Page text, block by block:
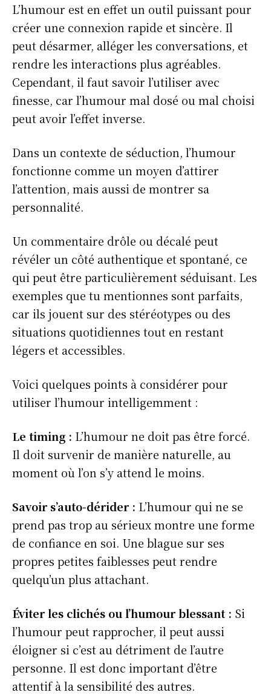
L’humour est en effet un outil puissant pour
créer une connexion rapide et sincère. Il
peut désarmer, alléger les conversations, et
rendre les interactions plus agréables.
Cependant, il faut savoir l’utiliser avec
finesse, car l’humour mal dosé ou mal choisi
peut avoir l’effet inverse.
Dans un contexte de séduction, l’humour
fonctionne comme un moyen d’attirer
l’attention, mais aussi de montrer sa
personnalité.
Un commentaire drôle ou décalé peut
révéler un côté authentique et spontané, ce
qui peut être particulièrement séduisant. Les
exemples que tu mentionnes sont parfaits,
car ils jouent sur des stéréotypes ou des
situations quotidiennes tout en restant
légers et accessibles.
Voici quelques points à considérer pour
utiliser l’humour intelligemment :
Le timing : L’humour ne doit pas être forcé.
Il doit survenir de manière naturelle, au
moment où l’on s’y attend le moins.
Savoir s’auto-dérider : L’humour qui ne se
prend pas trop au sérieux montre une forme
de confiance en soi. Une blague sur ses
propres petites faiblesses peut rendre
quelqu’un plus attachant.
Éviter les clichés ou l’humour blessant : Si
l’humour peut rapprocher, il peut aussi
éloigner si c’est au détriment de l’autre
personne. Il est donc important d’être
attentif à la sensibilité des autres.